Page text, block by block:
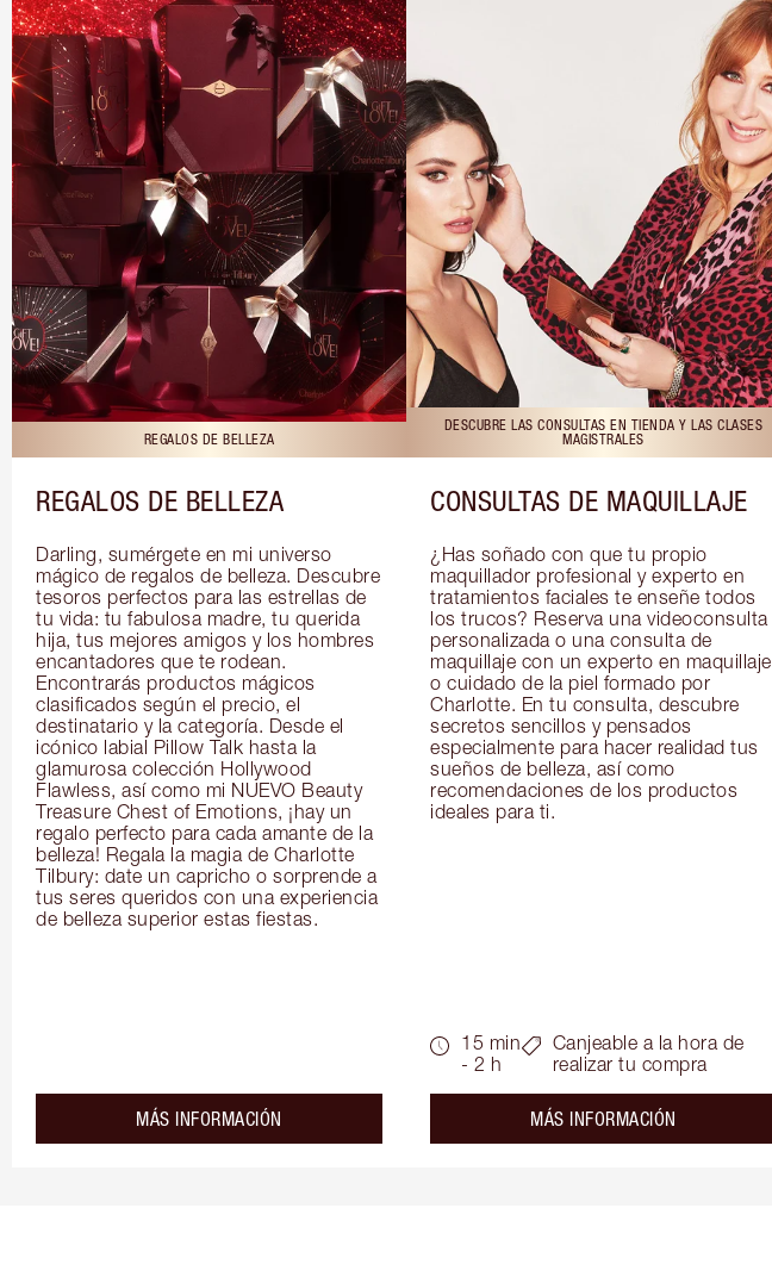
REGALOS DE BELLEZA
REGALOS DE BELLEZA
Darling, sumérgete en mi universo
mágico de regalos de belleza. Descubre
tesoros perfectos para las estrellas de
tu vida: tu fabulosa madre, tu querida
hija, tus mejores amigos y los hombres
encantadores que te rodean.
Encontrarás productos mágicos
clasificados según el precio, el
destinatario y la categoría. Desde el
icónico labial Pillow Talk hasta la
glamurosa colección Hollywood
Flawless, así como mi NUEVO Beauty
Treasure Chest of Emotions, ¡hay un
regalo perfecto para cada amante de la
belleza! Regala la magia de Charlotte
Tilbury: date un capricho o sorprende a
tus seres queridos con una experiencia
de belleza superior estas fiestas.
MÁS INFORMACIÓN
DESCUBRE LAS CONSULTAS EN TIENDA Y LAS CLASES
MAGISTRALES
CONSULTAS DE MAQUILLAJE
¿Has soñado con que tu propio
maquillador profesional y experto en
tratamientos faciales te enseñe todos
los trucos? Reserva una videoconsulta
personalizada o una consulta de
maquillaje con un experto en maquillaje
o cuidado de la piel formado por
Charlotte. En tu consulta, descubre
secretos sencillos y pensados
especialmente para hacer realidad tus
sueños de belleza, así como
recomendaciones de los productos
ideales para ti.
15 min
- 2 h
Canjeable a la hora de
realizar tu compra
MÁS INFORMACIÓN